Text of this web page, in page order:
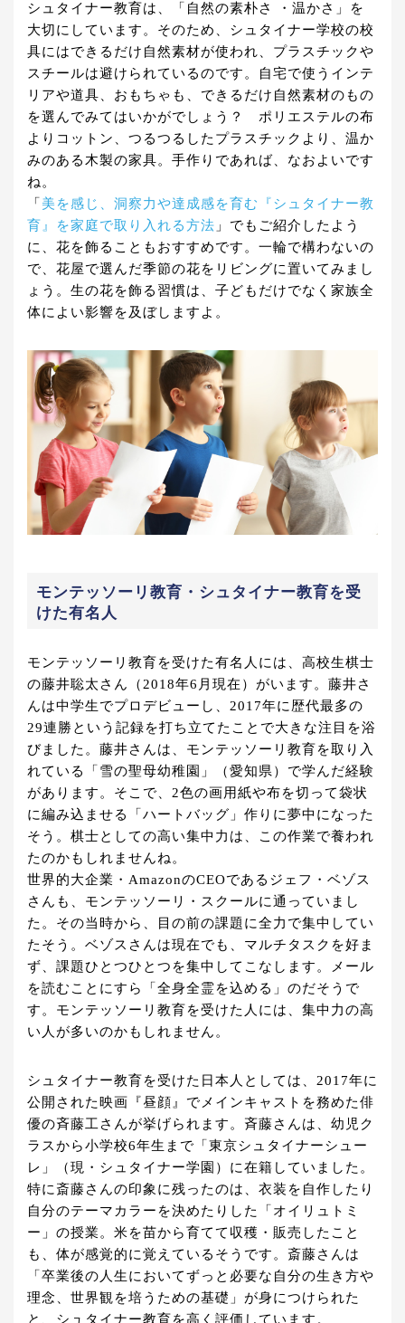
シュタイナー教育は、「自然の素朴さ ・温かさ」を
大切にしています。そのため、シュタイナー学校の校
具にはできるだけ自然素材が使われ、プラスチックや
スチールは避けられているのです。自宅で使うインテ
リアや道具、おもちゃも、できるだけ自然素材のもの
を選んでみてはいかがでしょう？ ポリエステルの布
よりコットン、つるつるしたプラスチックより、温か
みのある木製の家具。手作りであれば、なおよいです
ね。
「 美を感じ、洞察力や達成感を育む『シュタイナー教
育』を家庭で取り入れる方法 」でもご紹介したよう
に、花を飾ることもおすすめです。一輪で構わないの
で、花屋で選んだ季節の花をリビングに置いてみまし
ょう。生の花を飾る習慣は、子どもだけでなく家族全
体によい影響を及ぼしますよ。
モンテッソーリ教育・シュタイナー教育を受
けた有名人
モンテッソーリ教育を受けた有名人には、高校生棋士
の藤井聡太さん（2018年6月現在）がいます。藤井さ
んは中学生でプロデビューし、2017年に歴代最多の
29連勝という記録を打ち立てたことで大きな注目を浴
びました。藤井さんは、モンテッソーリ教育を取り入
れている「雪の聖母幼稚園」（愛知県）で学んだ経験
があります。そこで、2色の画用紙や布を切って袋状
に編み込ませる「ハートバッグ」作りに夢中になった
そう。棋士としての高い集中力は、この作業で養われ
たのかもしれませんね。
世界的大企業・AmazonのCEOであるジェフ・ベゾス
さんも、モンテッソーリ・スクールに通っていまし
た。その当時から、目の前の課題に全力で集中してい
たそう。ベゾスさんは現在でも、マルチタスクを好ま
ず、課題ひとつひとつを集中してこなします。メール
を読むことにすら「全身全霊を込める」のだそうで
す。モンテッソーリ教育を受けた人には、集中力の高
い人が多いのかもしれません。
シュタイナー教育を受けた日本人としては、2017年に
公開された映画『昼顔』でメインキャストを務めた俳
優の斉藤工さんが挙げられます。斉藤さんは、幼児ク
ラスから小学校6年生まで「東京シュタイナーシュー
レ」（現・シュタイナー学園）に在籍していました。
特に斎藤さんの印象に残ったのは、衣装を自作したり
自分のテーマカラーを決めたりした「オイリュトミ
ー」の授業。米を苗から育てて収穫・販売したこと
も、体が感覚的に覚えているそうです。斎藤さんは
「卒業後の人生においてずっと必要な自分の生き方や
理念、世界観を培うための基礎」が身につけられた
と、シュタイナー教育を高く評価しています。